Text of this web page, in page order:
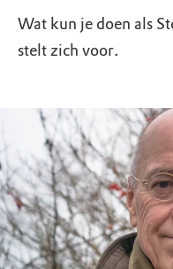
Wat kun je doen als
stelt zich voor.